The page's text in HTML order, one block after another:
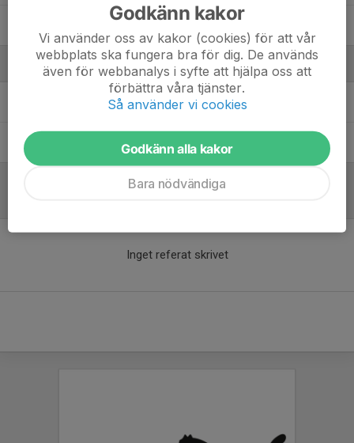
Vincent Borgström Lindahl
Ledare
Andreas Borgström Lindahl Huvudledare
match/cupansvarig
Huvudledare match/cupansvarig
Inget referat skrivet
Godkänn kakor
Vi använder oss av kakor (cookies) för att vår
webbplats ska fungera bra för dig. De används
även för webbanalys i syfte att hjälpa oss att
förbättra våra tjänster.
Så använder vi cookies
Godkänn alla kakor
Bara nödvändiga